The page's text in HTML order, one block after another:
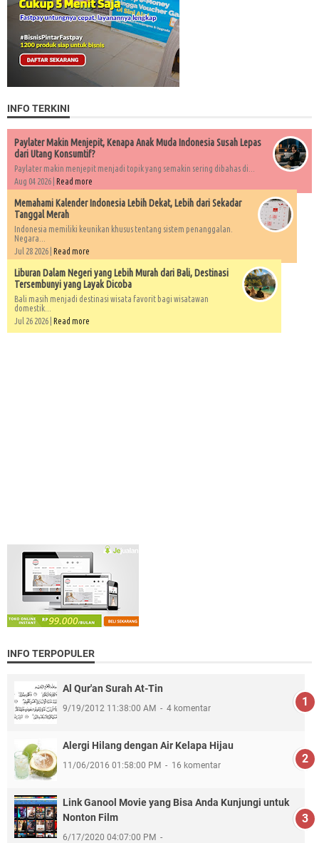
INFO TERKINI
Paylater Makin Menjepit, Kenapa Anak Muda Indonesia Susah Lepas
dari Utang Konsumtif?
Paylater makin menjepit menjadi topik yang semakin sering dibahas di...
Aug 04 2026 | Read more
Memahami Kalender Indonesia Lebih Dekat, Lebih dari Sekadar
Tanggal Merah
Indonesia memiliki keunikan khusus tentang sistem penanggalan.
Negara...
Jul 28 2026 | Read more
Liburan Dalam Negeri yang Lebih Murah dari Bali, Destinasi
Tersembunyi yang Layak Dicoba
Bali masih menjadi destinasi wisata favorit bagi wisatawan
domestik...
Jul 26 2026 | Read more
INFO TERPOPULER
Al Qur'an Surah At-Tin
9/19/2012 11:38:00 AM 4 komentar
Alergi Hilang dengan Air Kelapa Hijau
11/06/2016 01:58:00 PM 16 komentar
Link Ganool Movie yang Bisa Anda Kunjungi untuk
Nonton Film
6/17/2020 04:07:00 PM